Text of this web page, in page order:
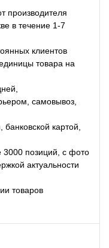
производителя
в течение 1-7
клиентов
товара на
самовывоз,
картой,
3000 позиций, с фото
актуальности
товаров